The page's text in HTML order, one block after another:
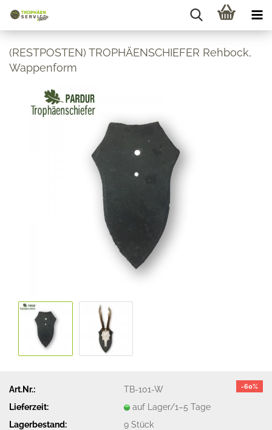
(RESTPOSTEN) TROPHÄENSCHIEFER Rehbock,
Wappenform
-60%
Art.Nr.:
TB-101-W
Lieferzeit:
auf Lager/1–5 Tage
Lagerbestand:
9Stück